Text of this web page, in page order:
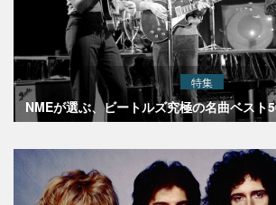
特集
NMEが選ぶ、ビートルズ究極の名曲ベス